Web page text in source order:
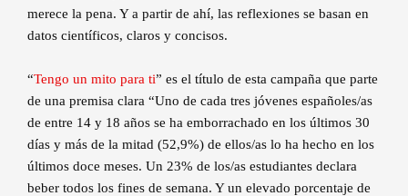
merece la pena. Y a partir de ahí, las reflexiones se basan en
datos científicos, claros y concisos.
“Tengo un mito para ti” es el título de esta campaña que parte
de una premisa clara “Uno de cada tres jóvenes españoles/as
de entre 14 y 18 años se ha emborrachado en los últimos 30
días y más de la mitad (52,9%) de ellos/as lo ha hecho en los
últimos doce meses. Un 23% de los/as estudiantes declara
beber todos los fines de semana. Y un elevado porcentaje de